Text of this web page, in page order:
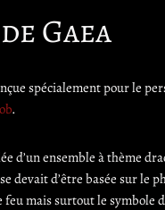
Gaea
spécialement pour le
.
d’un ensemble à thème
devait d’être basée sur le
mais surtout le symbole